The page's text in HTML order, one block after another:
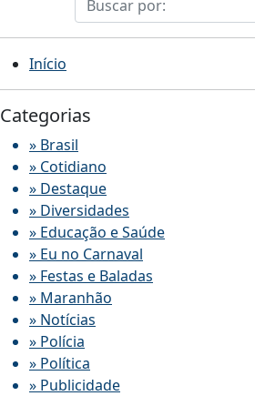
Início
Categorias
» Brasil
» Cotidiano
» Destaque
» Diversidades
» Educação e Saúde
» Eu no Carnaval
» Festas e Baladas
» Maranhão
» Notícias
» Polícia
» Política
» Publicidade